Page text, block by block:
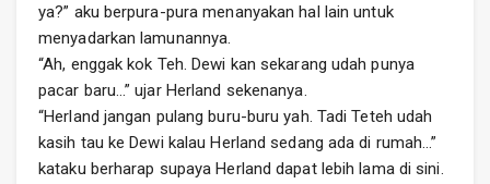
ya?” aku berpura-pura menanyakan hal lain untuk
menyadarkan lamunannya.
“Ah, enggak kok Teh. Dewi kan sekarang udah punya
pacar baru…” ujar Herland sekenanya.
“Herland jangan pulang buru-buru yah. Tadi Teteh udah
kasih tau ke Dewi kalau Herland sedang ada di rumah…”
kataku berharap supaya Herland dapat lebih lama di sini.